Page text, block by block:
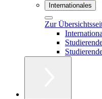
Internationales
Zur